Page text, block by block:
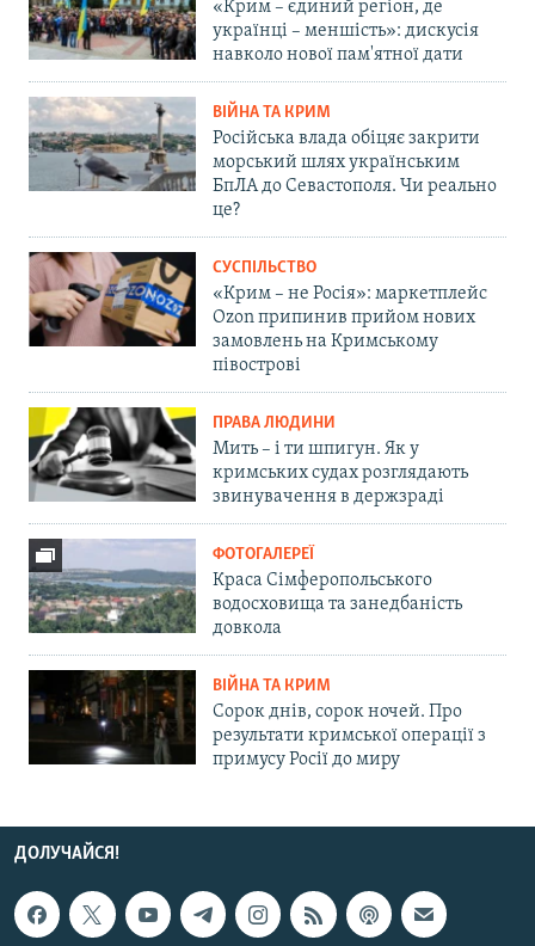
«Крим – єдиний регіон, де
українці – меншість»: дискусія
навколо нової пам'ятної дати
ВІЙНА ТА КРИМ
Російська влада обіцяє закрити
морський шлях українським
БпЛА до Севастополя. Чи реально
це?
СУСПІЛЬСТВО
«Крим – не Росія»: маркетплейс
Ozon припинив прийом нових
замовлень на Кримському
півострові
ПРАВА ЛЮДИНИ
Мить – і ти шпигун. Як у
кримських судах розглядають
звинувачення в держзраді
ФОТОГАЛЕРЕЇ
Краса Сімферопольського
водосховища та занедбаність
довкола
ВІЙНА ТА КРИМ
Сорок днів, сорок ночей. Про
результати кримської операції з
примусу Росії до миру
ДОЛУЧАЙСЯ!